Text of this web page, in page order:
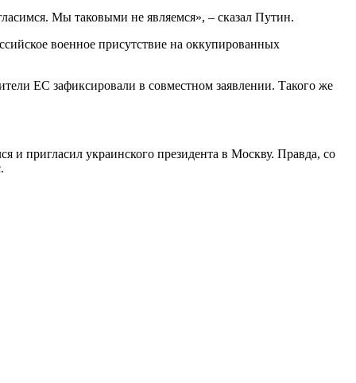
Мы таковыми не являемся», – сказал Путин.
военное присутствие на оккупированных
ЕС зафиксировали в совместном заявлении. Такого же
и пригласил украинского президента в Москву. Правда, со